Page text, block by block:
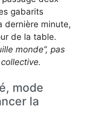
gabarits
dernière minute,
de la table.
monde”, pas
mode
la